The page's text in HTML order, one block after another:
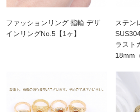
ファッションリング 指輪 デザ
インリングNo.5【1ヶ】
ステン
ラスト
18mm